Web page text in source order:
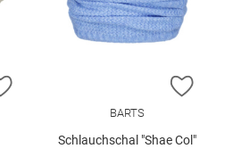
ZUR WUNSCHLISTE HINZUFÜGEN
ZUR
BARTS
Schlauchschal "Shae Col"